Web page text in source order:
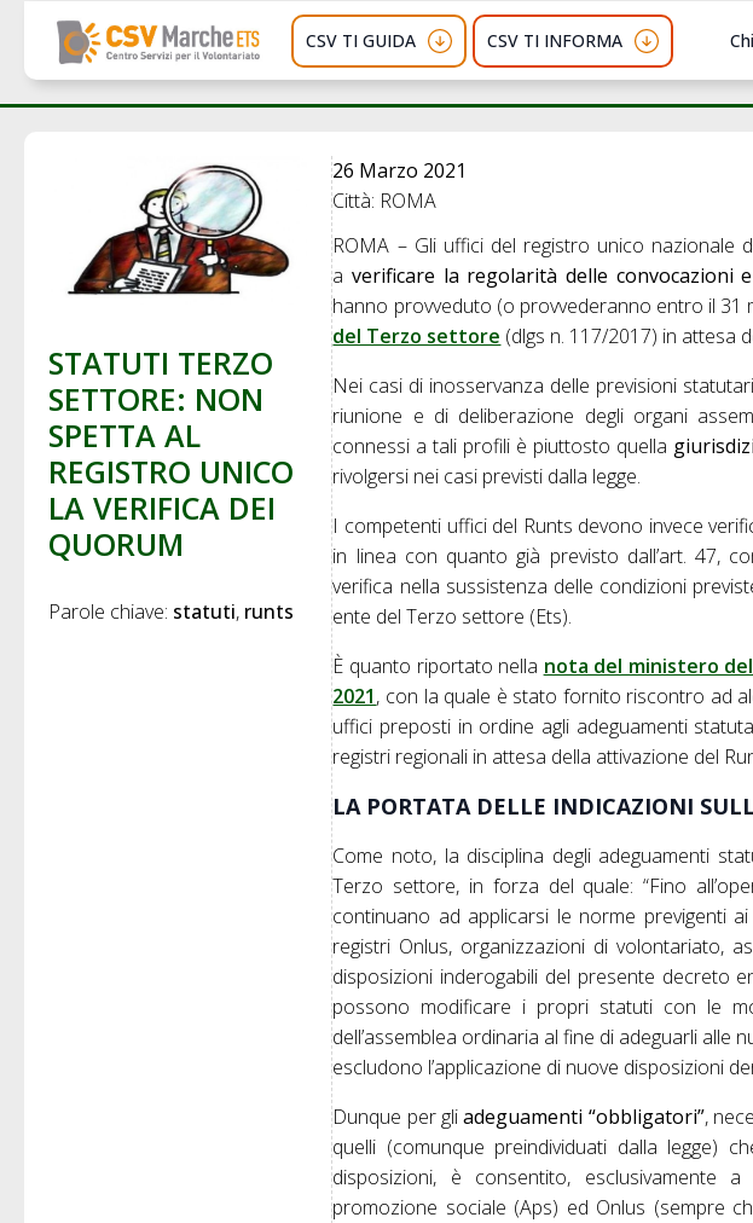
CSV TI GUIDA CSV TI INFORMA
STATUTI TERZO
SETTORE: NON
SPETTA AL
REGISTRO UNICO
LA VERIFICA DEI
QUORUM
Parole chiave: statuti runts
26 Marzo 2021
Città: ROMA
ROMA – Gli uffici del registro unico nazionale
a verificare la regolarità delle convocazioni
hanno provveduto (o provvederanno entro il 31
del Terzo settore (dlgs n. 117/2017) in attesa
Nei casi di inosservanza delle previsioni
riunione e di deliberazione degli organi
connessi a tali profili è piuttosto quella
rivolgersi nei casi previsti dalla legge.
I competenti uffici del Runts devono invece
in linea con quanto già previsto dall’art. 47,
verifica nella sussistenza delle condizioni
ente del Terzo settore (Ets).
È quanto riportato nella nota del ministero
2021, con la quale è stato fornito riscontro ad
uffici preposti in ordine agli adeguamenti
registri regionali in attesa della attivazione del
LA PORTATA DELLE INDICAZIONI
Come noto, la disciplina degli adeguamenti
Terzo settore, in forza del quale: “Fino
continuano ad applicarsi le norme previgenti
registri Onlus, organizzazioni di volontariato,
disposizioni inderogabili del presente decreto
possono modificare i propri statuti con le
dell’assemblea ordinaria al fine di adeguarli
escludono l’applicazione di nuove disposizioni
Dunque per gliadeguamenti “obbligatori”,
quelli (comunque preindividuati dalla legge)
disposizioni, è consentito, esclusivamente
promozione sociale (Aps) ed Onlus (sempre